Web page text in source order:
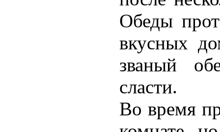
Обеды
вкусных
званый
сласти.
Во время